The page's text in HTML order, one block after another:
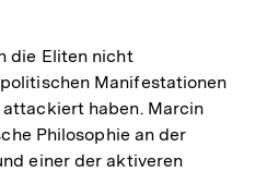
die Eliten nicht
Manifestationen
haben. Marcin
Philosophie an der
einer der aktiveren